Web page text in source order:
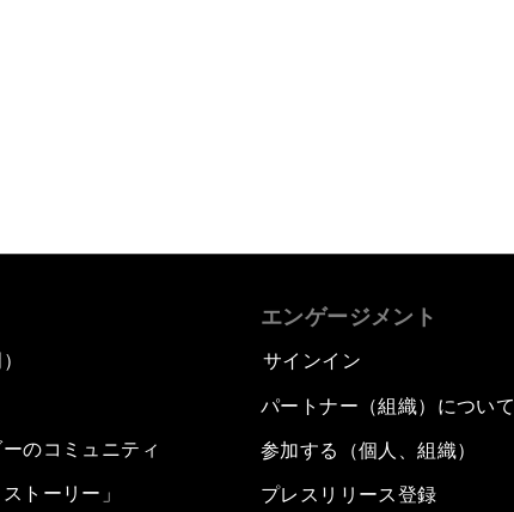
のコミュニティ
トーリー」
エンゲージメント
サインイン
パートナー（組織）について
参加する（個人、組織）
プレスリリース登録